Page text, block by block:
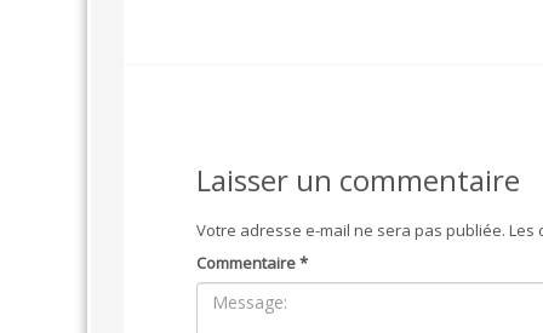
Laisser un commentaire
Votre adresse e-mail ne sera pas publiée. Les
Commentaire*